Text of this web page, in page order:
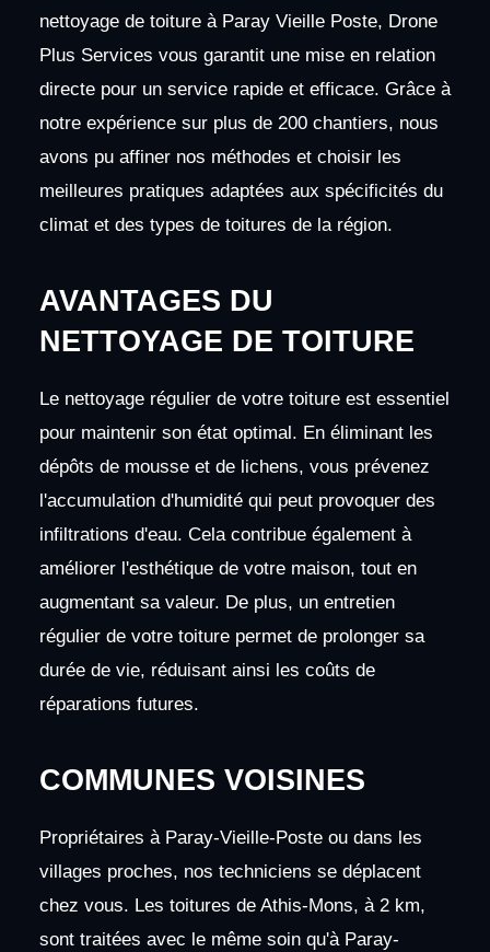
nettoyage de toiture à Paray Vieille Poste, Drone
Plus Services vous garantit une mise en relation
directe pour un service rapide et efficace. Grâce à
notre expérience sur plus de 200 chantiers, nous
avons pu affiner nos méthodes et choisir les
meilleures pratiques adaptées aux spécificités du
climat et des types de toitures de la région.
AVANTAGES DU
NETTOYAGE DE TOITURE
Le nettoyage régulier de votre toiture est essentiel
pour maintenir son état optimal. En éliminant les
dépôts de mousse et de lichens, vous prévenez
l'accumulation d'humidité qui peut provoquer des
infiltrations d'eau. Cela contribue également à
améliorer l'esthétique de votre maison, tout en
augmentant sa valeur. De plus, un entretien
régulier de votre toiture permet de prolonger sa
durée de vie, réduisant ainsi les coûts de
réparations futures.
COMMUNES VOISINES
Propriétaires à Paray-Vieille-Poste ou dans les
villages proches, nos techniciens se déplacent
chez vous. Les toitures de Athis-Mons, à 2 km,
sont traitées avec le même soin qu'à Paray-